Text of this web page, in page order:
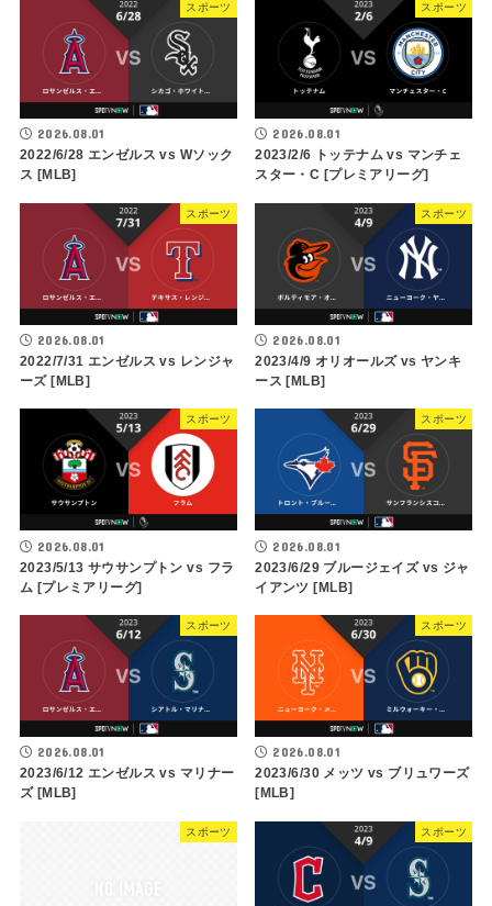
スポーツ
2026.08.01
2022/6/28 エンゼルス vs Wソック
ス [MLB]
スポーツ
2026.08.01
2023/2/6 トッテナム vs マンチェ
スター・C [プレミアリーグ]
スポーツ
2026.08.01
2022/7/31 エンゼルス vs レンジャ
ーズ [MLB]
スポーツ
2026.08.01
2023/4/9 オリオールズ vs ヤンキ
ース [MLB]
スポーツ
2026.08.01
2023/5/13 サウサンプトン vs フラ
ム [プレミアリーグ]
スポーツ
2026.08.01
2023/6/29 ブルージェイズ vs ジャ
イアンツ [MLB]
スポーツ
2026.08.01
2023/6/12 エンゼルス vs マリナー
ズ [MLB]
スポーツ
2026.08.01
2023/6/30 メッツ vs ブリュワーズ
[MLB]
スポーツ スポーツ